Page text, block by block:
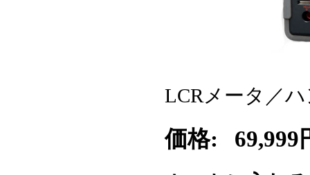
LCRメータ／
価格: 69,999